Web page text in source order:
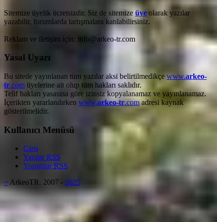
Sitemize üyelik ücretsizdir. Siz de sitemize üye olarak yazılar
yazabilir, forumlarda tartışmalara katılabilirsiniz.
Reklam ve iletişim için: info@arkeo-tr.com
Yasal Uyarı
Bu sitede yayınlanan tüm yazılar aksi belirtilmedikçewww.arkeo-
tr.com üyelerine ait olup tüm hakları saklıdır.
Telif hakları yasasına göre izinsiz kopyalanamaz ve yayınlanamaz.
İçerikten yararlanılırken www.arkeo-tr.comadresi kaynak
gösterilmelidir.
Kullanıcı Menüsü
Giriş
YazılarRSS
YorumlarRSS
~ ArkeoTR. 2007 - 2025